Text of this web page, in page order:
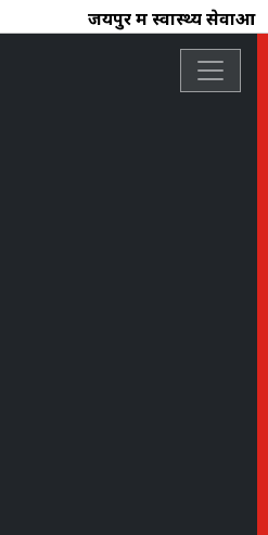
जयपुर में स्वास्थ्य सेवाओं को